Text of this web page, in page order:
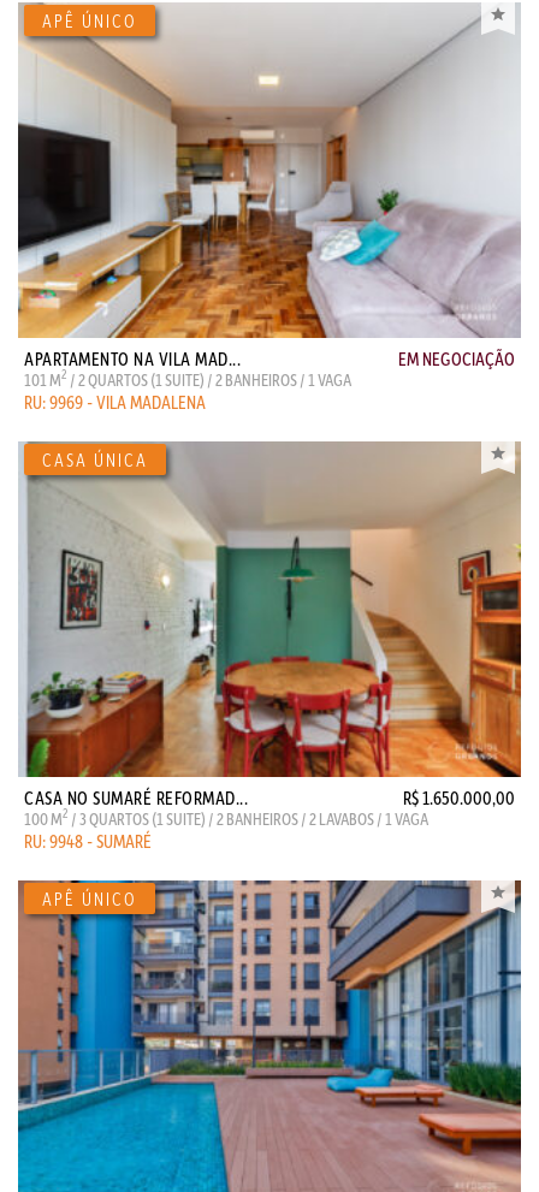
APARTAMENTO NA VILA MAD... EM NEGOCIAÇÃO
101 M2 / 2 QUARTOS (1 SUITE) / 2 BANHEIROS / 1 VAGA
RU: 9969 - VILA MADALENA
CASA NO SUMARÉ REFORMAD... R$ 1.650.000,00
100 M2 / 3 QUARTOS (1 SUITE) / 2 BANHEIROS / 2 LAVABOS / 1 VAGA
RU: 9948 - SUMARÉ